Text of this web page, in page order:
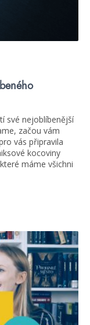
své nejoblíbenější
začou vám
vás připravila
kocoviny
máme všichni